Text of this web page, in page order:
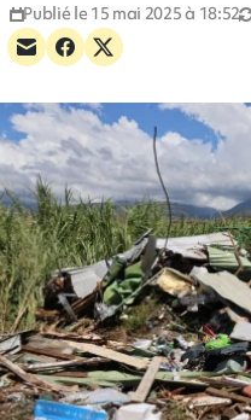
Publié le 15 mai 2025 à 18:52